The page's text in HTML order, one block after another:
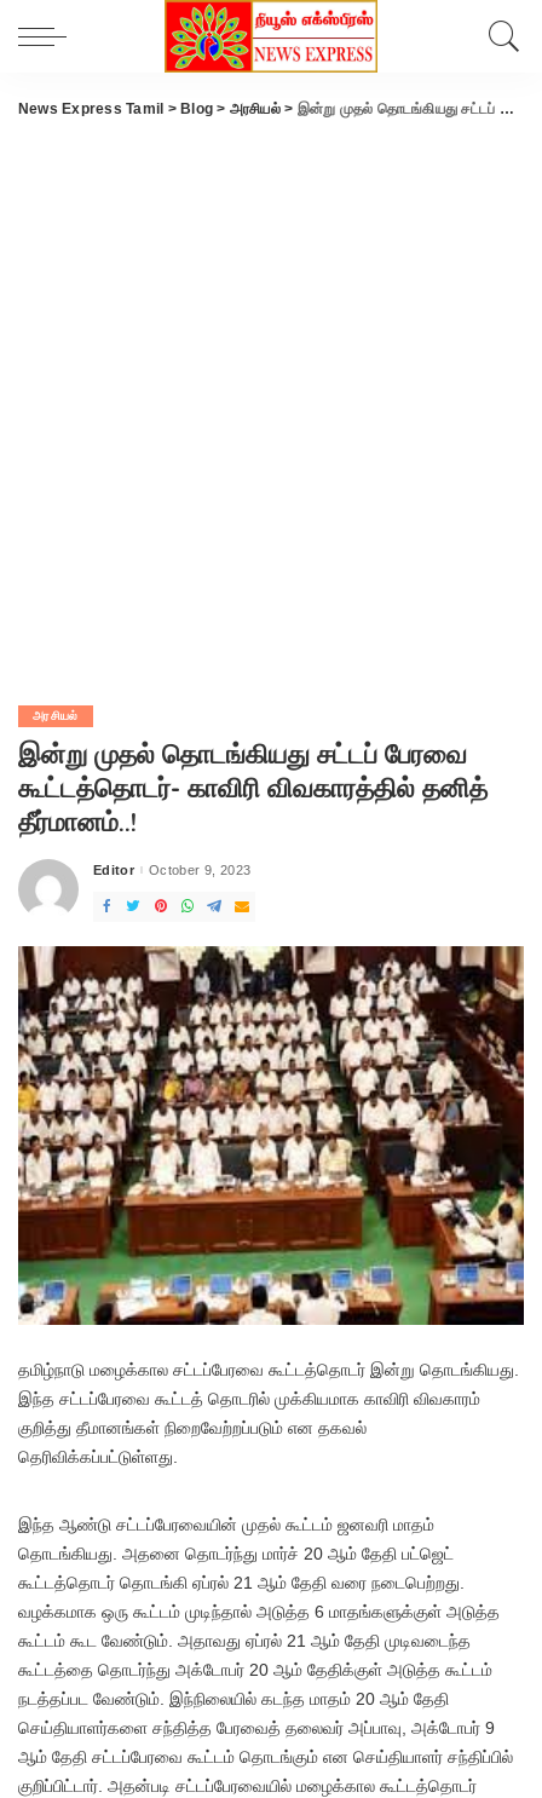
News Express Tamil > Blog > அரசியல்> இன்று முதல் தொடங்கியது சட்டப் பேரவை கூட்டத்தொடர்- காவிரி விவகாரத்தில் தனித் தீர்மானம்..!
அரசியல்
இன்று முதல் தொடங்கியது சட்டப் பேரவை
கூட்டத்தொடர்- காவிரி விவகாரத்தில் தனித்
தீர்மானம்..!
Posted
Editor October 9, 2023
தமிழ்நாடு மழைக்கால சட்டப்பேரவை கூட்டத்தொடர் இன்று தொடங்கியது.
இந்த சட்டப்பேரவை கூட்டத் தொடரில் முக்கியமாக காவிரி விவகாரம்
குறித்து தீமானங்கள் நிறைவேற்றப்படும் என தகவல்
தெரிவிக்கப்பட்டுள்ளது.
இந்த ஆண்டு சட்டப்பேரவையின் முதல் கூட்டம் ஜனவரி மாதம்
தொடங்கியது. அதனை தொடர்ந்து மார்ச் 20 ஆம் தேதி பட்ஜெட்
கூட்டத்தொடர் தொடங்கி ஏப்ரல் 21 ஆம் தேதி வரை நடைபெற்றது.
வழக்கமாக ஒரு கூட்டம் முடிந்தால் அடுத்த 6 மாதங்களுக்குள் அடுத்த
கூட்டம் கூட வேண்டும். அதாவது ஏப்ரல் 21 ஆம் தேதி முடிவடைந்த
கூட்டத்தை தொடர்ந்து அக்டோபர் 20 ஆம் தேதிக்குள் அடுத்த கூட்டம்
நடத்தப்பட வேண்டும். இந்நிலையில் கடந்த மாதம் 20 ஆம் தேதி
செய்தியாளர்களை சந்தித்த பேரவைத் தலைவர் அப்பாவு, அக்டோபர் 9
ஆம் தேதி சட்டப்பேரவை கூட்டம் தொடங்கும் என செய்தியாளர் சந்திப்பில்
குறிப்பிட்டார். அதன்படி சட்டப்பேரவையில் மழைக்கால கூட்டத்தொடர்